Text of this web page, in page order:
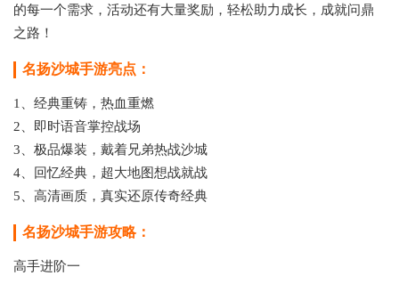
的每一个需求，活动还有大量奖励，轻松助力成长，成就问鼎
之路！
名扬沙城手游亮点：
1、经典重铸，热血重燃
2、即时语音掌控战场
3、极品爆装，戴着兄弟热战沙城
4、回忆经典，超大地图想战就战
5、高清画质，真实还原传奇经典
名扬沙城手游攻略：
高手进阶一